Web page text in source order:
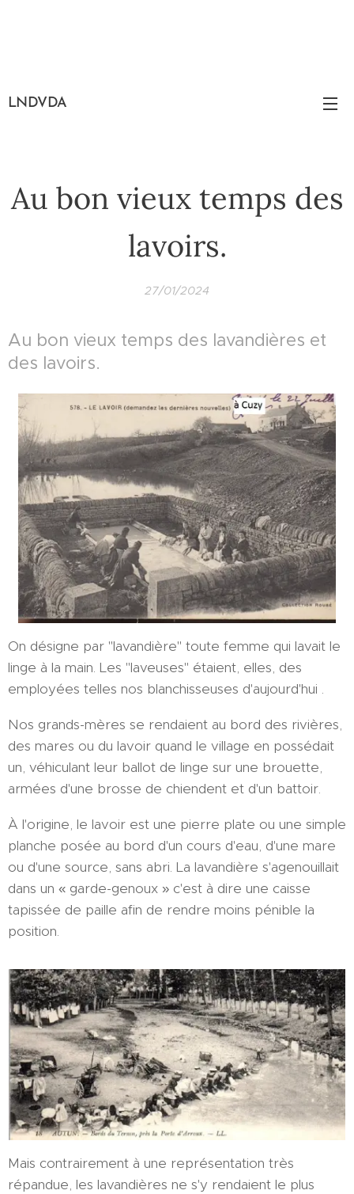
LNDVDA
Au bon vieux temps des
lavoirs.
27/01/2024
Au bon vieux temps des lavandières et
des lavoirs.
On désigne par "lavandière" toute femme qui lavait le
linge à la main. Les "laveuses" étaient, elles, des
employées telles nos blanchisseuses d'aujourd'hui .
Nos grands-mères se rendaient au bord des rivières,
des mares ou du lavoir quand le village en possédait
un, véhiculant leur ballot de linge sur une brouette,
armées d'une brosse de chiendent et d'un battoir.
À l'origine, le lavoir est une pierre plate ou une simple
planche posée au bord d'un cours d'eau, d'une mare
ou d'une source, sans abri. La lavandière s'agenouillait
dans un « garde-genoux » c'est à dire une caisse
tapissée de paille afin de rendre moins pénible la
position.
Mais contrairement à une représentation très
répandue, les lavandières ne s'y rendaient le plus